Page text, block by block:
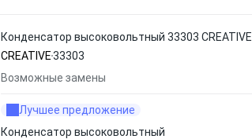
Конденсатор высоковольтный 33303 CREATIVE
CREATIVE33303
Возможные замены
Лучшее предложение
Конденсатор высоковольтный